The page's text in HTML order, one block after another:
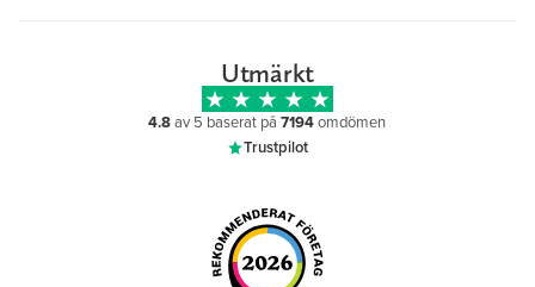
Utmärkt
4.8av 5 baserat på7194omdömen
Trustpilot